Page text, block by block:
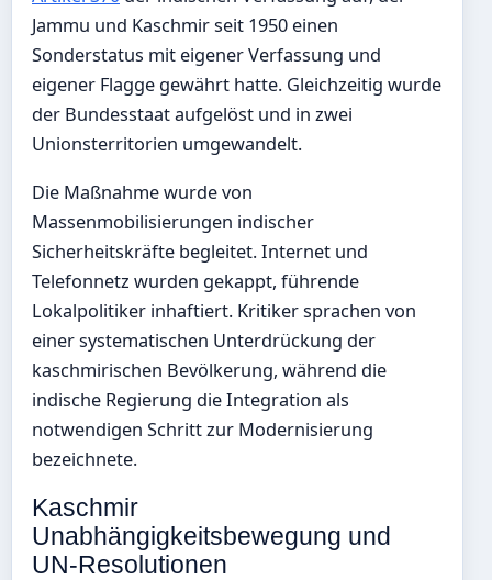
Jammu und Kaschmir seit 1950 einen
Sonderstatus mit eigener Verfassung und
eigener Flagge gewährt hatte. Gleichzeitig wurde
der Bundesstaat aufgelöst und in zwei
Unionsterritorien umgewandelt.
Die Maßnahme wurde von
Massenmobilisierungen indischer
Sicherheitskräfte begleitet. Internet und
Telefonnetz wurden gekappt, führende
Lokalpolitiker inhaftiert. Kritiker sprachen von
einer systematischen Unterdrückung der
kaschmirischen Bevölkerung, während die
indische Regierung die Integration als
notwendigen Schritt zur Modernisierung
bezeichnete.
Kaschmir
Unabhängigkeitsbewegung und
UN-Resolutionen